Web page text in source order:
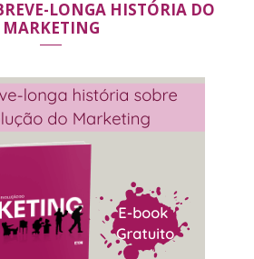
LONGA HISTÓRIA DO
MARKETING